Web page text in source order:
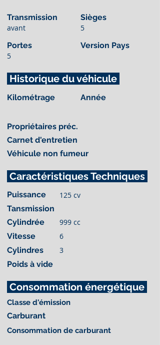
Transmission
avant
Portes
5
Sièges
5
Version Pays
Historique du véhicule
Kilométrage Année
Propriétaires préc.
Carnet d'entretien
Véhicule non fumeur
Caractéristiques Techniques
Puissance
Tansmission
Cylindrée
Vitesse
Cylindres
Poids à vide
125 cv
999 cc
6
3
Consommation énergétique
Classe d'émission
Carburant
Consommation de carburant